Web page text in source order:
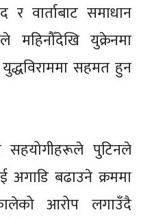
र वार्ताबाट समाधान
महिनौँदेखि युक्रेनमा
सहमत हुन
सहयोगीहरूले पुटिनले
अगाडि बढाउने क्रममा
आरोप लगाउँदै